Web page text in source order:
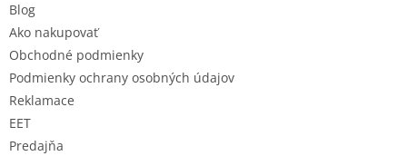
Blog
Ako nakupovať
Obchodné podmienky
Podmienky ochrany osobných údajov
Reklamace
EET
Predajňa